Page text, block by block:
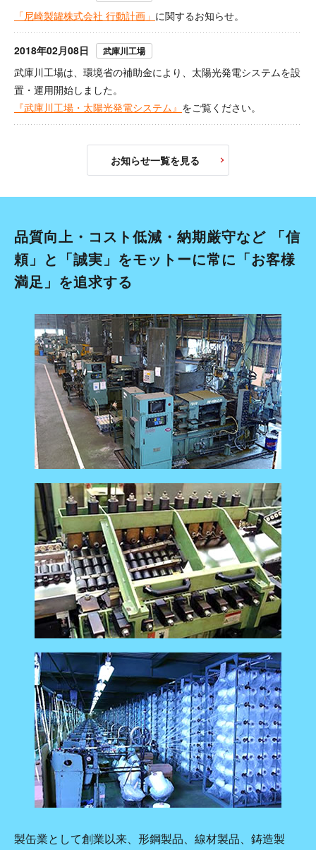
「尼崎製罐株式会社 行動計画」 に関するお知らせ。
2018年02月08日 武庫川工場
武庫川工場は、環境省の補助金により、太陽光発電システムを設
置・運用開始しました。
『武庫川工場・太陽光発電システム』 をご覧ください。
お知らせ一覧を見る
品質向上・コスト低減・納期厳守など 「信
頼」と「誠実」をモットーに常に「お客様
満足」を追求する
製缶業として創業以来、形鋼製品、線材製品、鋳造製